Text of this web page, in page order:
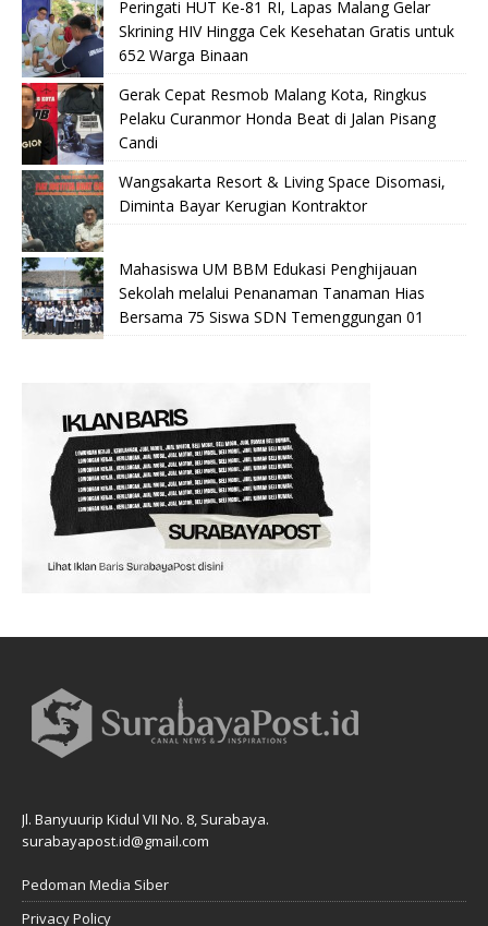
Peringati HUT Ke-81 RI, Lapas Malang Gelar
Skrining HIV Hingga Cek Kesehatan Gratis untuk
652 Warga Binaan
Gerak Cepat Resmob Malang Kota, Ringkus
Pelaku Curanmor Honda Beat di Jalan Pisang
Candi
Wangsakarta Resort & Living Space Disomasi,
Diminta Bayar Kerugian Kontraktor
Mahasiswa UM BBM Edukasi Penghijauan
Sekolah melalui Penanaman Tanaman Hias
Bersama 75 Siswa SDN Temenggungan 01
Jl. Banyuurip Kidul VII No. 8, Surabaya.
surabayapost.id@gmail.com
Pedoman Media Siber
Privacy Policy